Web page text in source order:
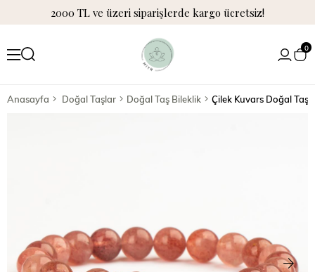
2000 TL ve üzeri siparişlerde kargo ücretsiz!
0
Anasayfa Doğal Taşlar Doğal Taş Bileklik Çilek Kuvars Doğal Taş